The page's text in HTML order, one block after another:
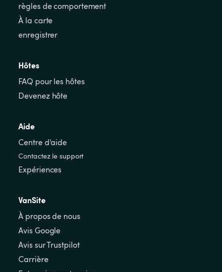
règles de comportement
À la carte
enregistrer
Hôtes
FAQ pour les hôtes
Devenez hôte
Aide
Centre d'aide
Contactez le support
Expériences
VanSite
À propos de nous
Avis Google
Avis sur Trustpilot
Carrière